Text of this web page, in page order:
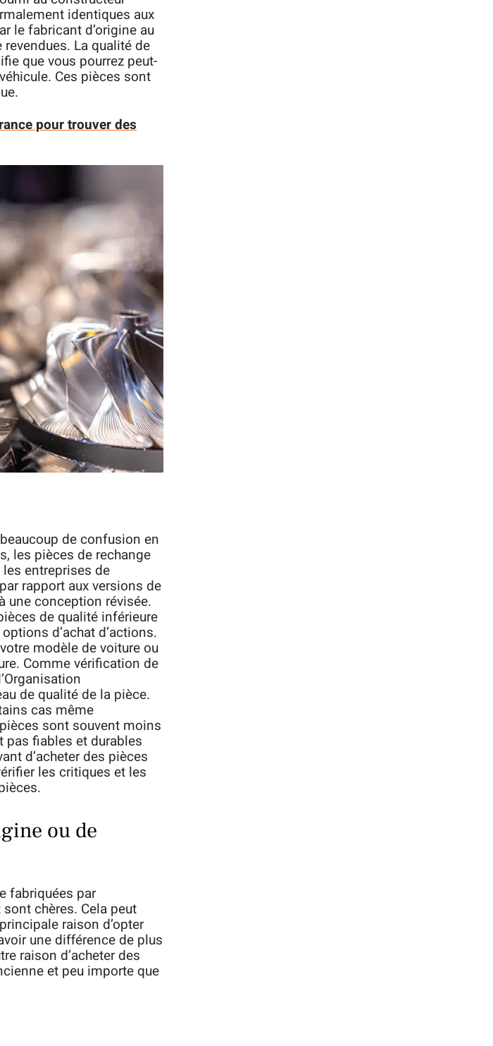
identiques aux
le fabricant d’origine au
La qualité de
que vous pourrez peut-
Ces pièces sont
pour trouver des
de confusion en
les pièces de rechange
entreprises de
rapport aux versions de
une conception révisée.
de qualité inférieure
d’achat d’actions.
modèle de voiture ou
Comme vérification de
de qualité de la pièce.
cas même
sont souvent moins
pas fiables et durables
d’acheter des pièces
les critiques et les
ou de
fabriquées par
chères. Cela peut
raison d’opter
une différence de plus
raison d’acheter des
et peu importe que